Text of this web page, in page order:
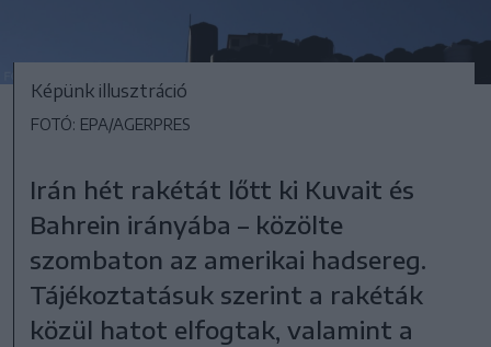
Képünk illusztráció
FOTÓ: EPA/AGERPRES
Irán hét rakétát lőtt ki Kuvait és
Bahrein irányába – közölte
szombaton az amerikai hadsereg.
Tájékoztatásuk szerint a rakéták
közül hatot elfogtak, valamint a